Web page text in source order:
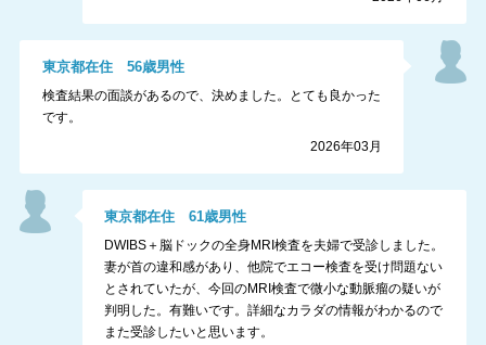
東京都在住 56歳男性
検査結果の面談があるので、決めました。とても良かった
です。
2026年03月
東京都在住61歳男性
DWIBS＋脳ドックの全身MRI検査を夫婦で受診しました。
妻が首の違和感があり、他院でエコー検査を受け問題ない
とされていたが、今回のMRI検査で微小な動脈瘤の疑いが
判明した。有難いです。詳細なカラダの情報がわかるので
また受診したいと思います。